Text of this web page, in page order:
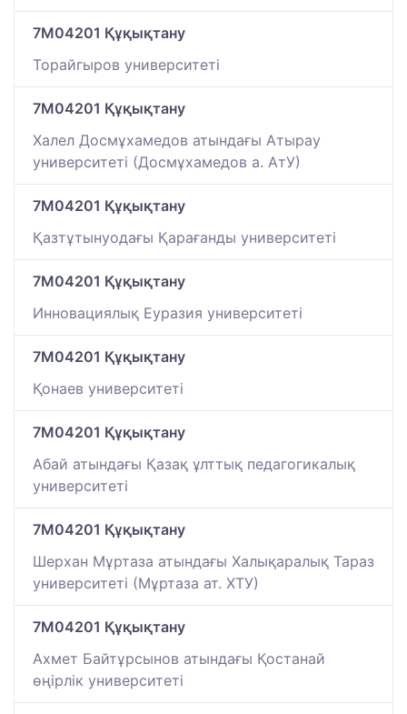
7M04201 Құқықтану
Торайгыров университеті
7M04201 Құқықтану
Халел Досмұхамедов атындағы Атырау
университеті (Досмұхамедов а. АтУ)
7M04201 Құқықтану
Қазтұтынуодағы Қарағанды университеті
7M04201 Құқықтану
Инновациялық Еуразия университеті
7M04201 Құқықтану
Қонаев университетi
7M04201 Құқықтану
Абай атындағы Қазақ ұлттық педагогикалық
университеті
7M04201 Құқықтану
Шерхан Мұртаза атындағы Халықаралық Тараз
университеті (Мұртаза ат. ХТУ)
7M04201 Құқықтану
Ахмет Байтұрсынов атындағы Қостанай
өңірлік университеті